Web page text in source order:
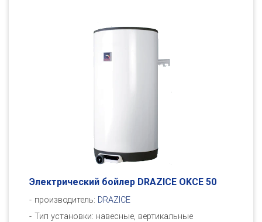
Электрический бойлер DRAZICE OKСE 50
производитель: DRAZICE
Тип установки: навесные, вертикальные